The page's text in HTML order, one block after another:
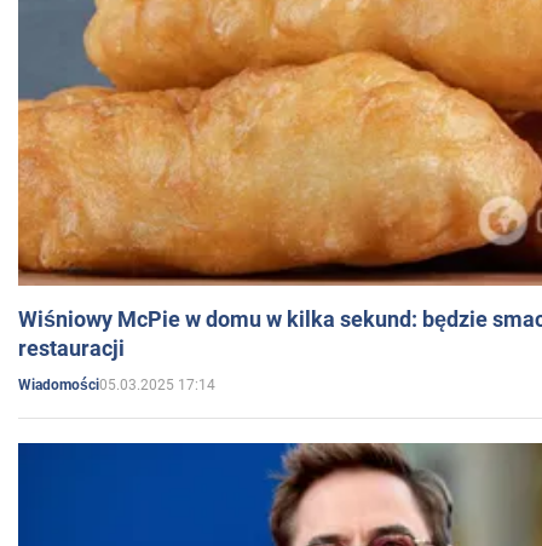
Wiśniowy McPie w domu w kilka sekund: będzie
restauracji
Wiadomości05.03.2025 17:14